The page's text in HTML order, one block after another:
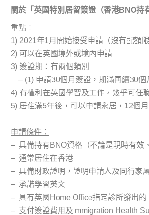
關於「英國特別居留簽證（香港BNO持
重點：
1) 2021年1月開始接受申請（沒有配額限
2) 可以在英國境外或境內申請
3) 簽證期：有兩個類別
– (1) 申請30個月簽證，期滿再續30個
4) 有權利在英國學習及工作，幾乎可任
5) 居住滿5年後，可以申請永居，12個
申請條件：
– 具備持有BNO資格 （不論是現時有
– 通常居住在香港
– 具備財政證明，證明申請人及同行家
– 承諾學習英文
– 具有英國Home Office指定診所發出的
– 支付簽證費用及Immigration Health